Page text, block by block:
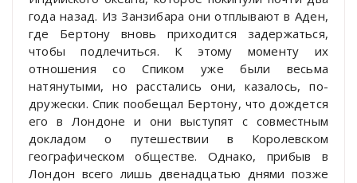
года назад. Из Занзибара они отплывают в Аден,
где Бертону вновь приходится задержаться,
чтобы подлечиться. К этому моменту их
отношения со Спиком уже были весьма
натянутыми, но расстались они, казалось, по-
дружески. Спик пообещал Бертону, что дождется
его в Лондоне и они выступят с совместным
докладом о путешествии в Королевском
географическом обществе. Однако, прибыв в
Лондон всего лишь двенадцатью днями позже